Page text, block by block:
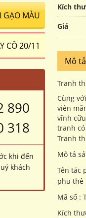
Kích
Giá
Mô
Tranh
Cùng
viên
vĩnh
tranh
Tranh t
Mô tả
Tên tác
phu thê
Mã số :
Kích
GẠO MÀU
CÔ 20/11
890
318
khi đến
khách